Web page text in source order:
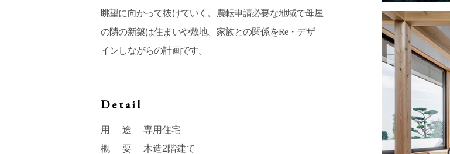
眺望に向かって抜けていく。農転申請必要な地域で母屋
の隣の新築は住まいや敷地、家族との関係をRe・デザ
インしながらの計画です。
Detail
用途
専用住宅
概要
木造2階建て